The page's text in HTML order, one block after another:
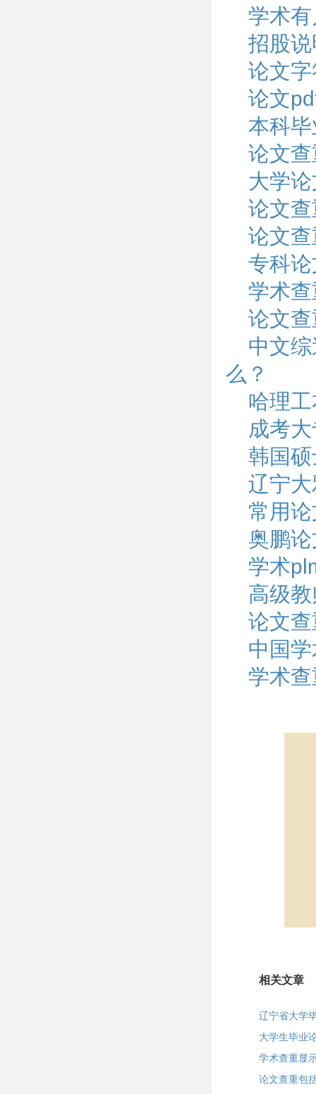
学术
招股
论文
论文
本科
论文
大学
论文
论文
专科
学术
论文
中文
么？
哈理
成考
韩国
辽宁
常用
奥鹏
学术
高级
论文
中国
学术
相关文章
辽宁省大学
大学生毕业
学术查重显
论文查重包